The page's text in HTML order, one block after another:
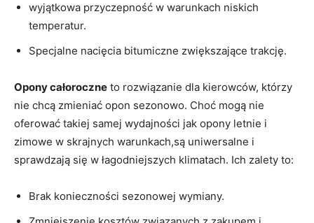
wyjątkowa przyczepność w warunkach niskich
temperatur.
Specjalne nacięcia bitumiczne zwiększające trakcję.
Opony całoroczne to rozwiązanie dla kierowców, którzy
nie chcą zmieniać opon sezonowo. Choć mogą nie
oferować takiej samej wydajności jak opony letnie i
zimowe w skrajnych warunkach,są uniwersalne i
sprawdzają się w łagodniejszych klimatach. Ich zalety to:
Brak konieczności sezonowej wymiany.